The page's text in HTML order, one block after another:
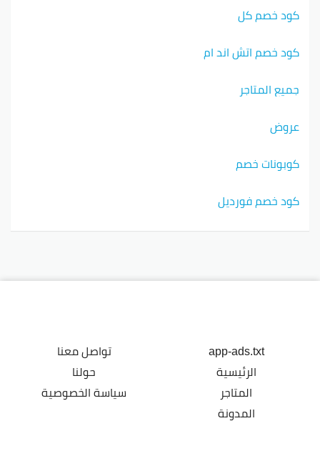
كود خصم كل
كود خصم اتش اند ام
جميع المتاجر
عروض
كوبونات خصم
كود خصم فورديل
app-ads.txt
الرئيسية
المتاجر
المدونة
تواصل معنا
حولنا
سياسة الخصوصية